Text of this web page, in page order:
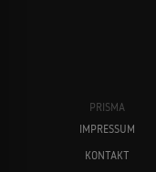
PRISMA
IMPRESSUM
KONTAKT